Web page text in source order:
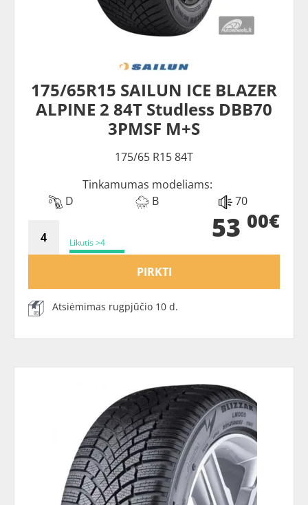
175/65R15 SAILUN ICE BLAZER
ALPINE 2 84T Studless DBB70
3PMSF M+S
175/65 R15 84T
Tinkamumas modeliams:
D
B 70
Likutis >4 53 00€
PIRKTI
Atsiėmimas rugpjūčio 10 d.